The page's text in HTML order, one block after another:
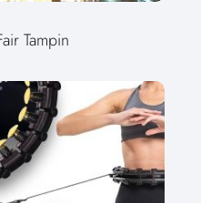
Tampin